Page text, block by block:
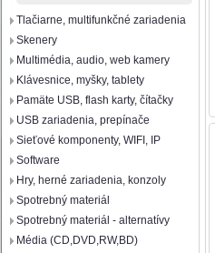
Tlačiarne, multifunkčné zariadenia
Skenery
Multimédia, audio, web kamery
Klávesnice, myšky, tablety
Pamäte USB, flash karty, čítačky
USB zariadenia, prepínače
Sieťové komponenty, WIFI, IP
Software
Hry, herné zariadenia, konzoly
Spotrebný materiál
Spotrebný materiál - alternatívy
Média (CD,DVD,RW,BD)